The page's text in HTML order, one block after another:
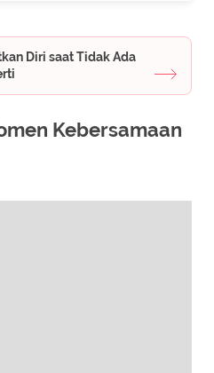
Diri saat Tidak Ada
Kebersamaan